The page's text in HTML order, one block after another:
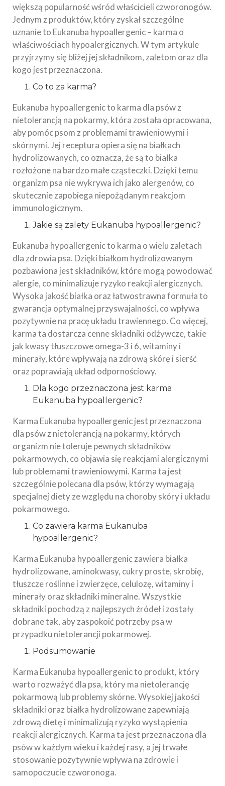
większą popularność wśród właścicieli czworonogów.
Jednym z produktów, który zyskał szczególne
uznanie to Eukanuba hypoallergenic – karma o
właściwościach hypoalergicznych. W tym artykule
przyjrzymy się bliżej jej składnikom, zaletom oraz dla
kogo jest przeznaczona.
Co to za karma?
Eukanuba hypoallergenic to karma dla psów z
nietolerancją na pokarmy, która została opracowana,
aby pomóc psom z problemami trawieniowymi i
skórnymi. Jej receptura opiera się na białkach
hydrolizowanych, co oznacza, że są to białka
rozłożone na bardzo małe cząsteczki. Dzięki temu
organizm psa nie wykrywa ich jako alergenów, co
skutecznie zapobiega niepożądanym reakcjom
immunologicznym.
Jakie są zalety Eukanuba hypoallergenic?
Eukanuba hypoallergenic to karma o wielu zaletach
dla zdrowia psa. Dzięki białkom hydrolizowanym
pozbawiona jest składników, które mogą powodować
alergie, co minimalizuje ryzyko reakcji alergicznych.
Wysoka jakość białka oraz łatwostrawna formuła to
gwarancja optymalnej przyswajalności, co wpływa
pozytywnie na pracę układu trawiennego. Co więcej,
karma ta dostarcza cenne składniki odżywcze, takie
jak kwasy tłuszczowe omega-3 i 6, witaminy i
minerały, które wpływają na zdrową skórę i sierść
oraz poprawiają układ odpornościowy.
Dla kogo przeznaczona jest karma
Eukanuba hypoallergenic?
Karma Eukanuba hypoallergenic jest przeznaczona
dla psów z nietolerancją na pokarmy, których
organizm nie toleruje pewnych składników
pokarmowych, co objawia się reakcjami alergicznymi
lub problemami trawieniowymi. Karma ta jest
szczególnie polecana dla psów, którzy wymagają
specjalnej diety ze względu na choroby skóry i układu
pokarmowego.
Co zawiera karma Eukanuba
hypoallergenic?
Karma Eukanuba hypoallergenic zawiera białka
hydrolizowane, aminokwasy, cukry proste, skrobię,
tłuszcze roślinne i zwierzęce, celulozę, witaminy i
minerały oraz składniki mineralne. Wszystkie
składniki pochodzą z najlepszych źródeł i zostały
dobrane tak, aby zaspokoić potrzeby psa w
przypadku nietolerancji pokarmowej.
Podsumowanie
Karma Eukanuba hypoallergenic to produkt, który
warto rozważyć dla psa, który ma nietolerancję
pokarmową lub problemy skórne. Wysokiej jakości
składniki oraz białka hydrolizowane zapewniają
zdrową dietę i minimalizują ryzyko wystąpienia
reakcji alergicznych. Karma ta jest przeznaczona dla
psów w każdym wieku i każdej rasy, a jej trwałe
stosowanie pozytywnie wpływa na zdrowie i
samopoczucie czworonoga.